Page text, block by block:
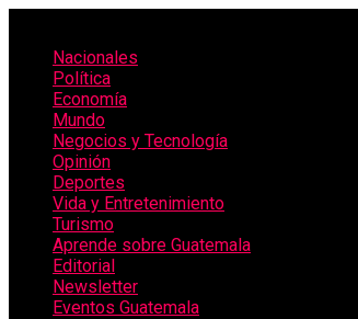
Nacionales
Política
Economía
Mundo
Negocios y Tecnología
Opinión
Deportes
Vida y Entretenimiento
Turismo
Aprende sobre Guatemala
Editorial
Newsletter
Eventos Guatemala